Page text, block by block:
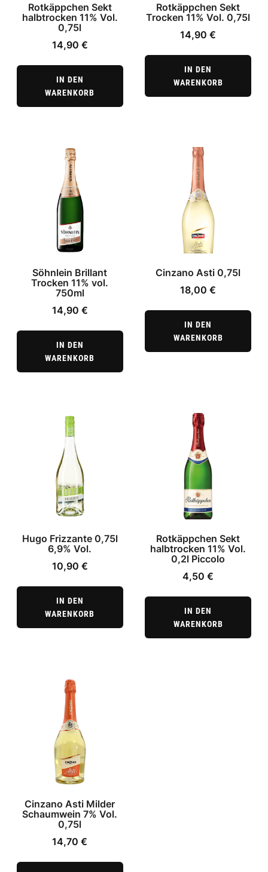
Rotkäppchen Sekt
halbtrocken 11% Vol.
0,75l
14,90 €
IN DEN
WARENKORB
Rotkäppchen Sekt
Trocken 11% Vol. 0,75l
14,90€
IN DEN
WARENKORB
Söhnlein Brillant
Trocken 11% vol.
750ml
14,90 €
IN DEN
WARENKORB
Cinzano Asti 0,75l
18,00€
IN DEN
WARENKORB
Hugo Frizzante 0,75l
6,9% Vol.
10,90 €
IN DEN
WARENKORB
Rotkäppchen Sekt
halbtrocken 11% Vol.
0,2l Piccolo
4,50€
IN DEN
WARENKORB
Cinzano Asti Milder
Schaumwein 7% Vol.
0,75l
14,70€